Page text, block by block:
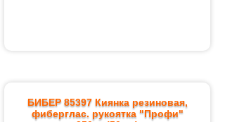
БИБЕР 85397 Киянка резиновая,
фиберглас. рукоятка "Профи"